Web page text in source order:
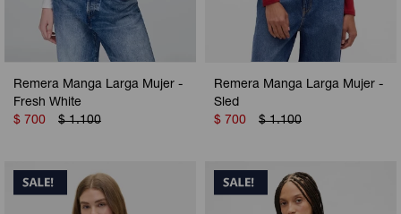
Remera Manga Larga Mujer -
Fresh White
$ 700 $ 1.100
Remera Manga Larga Mujer -
Sled
$ 700 $ 1.100